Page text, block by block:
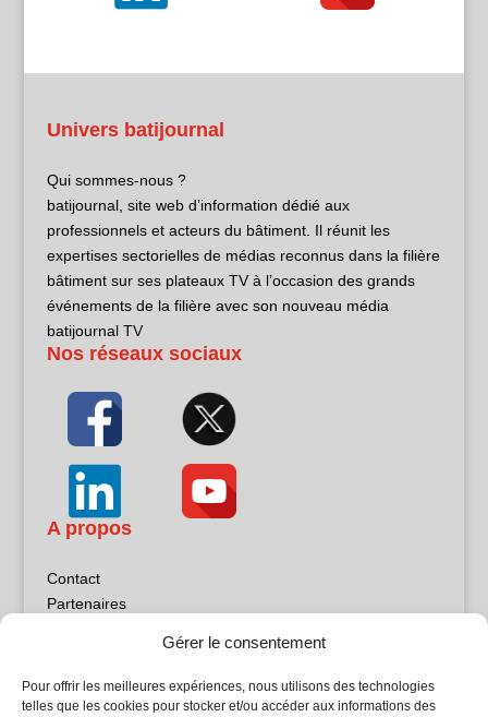
Gérer le consentement
Pour offrir les meilleures expériences, nous utilisons des technologies
telles que les cookies pour stocker et/ou accéder aux informations des
Univers batijournal
Qui sommes-nous ?
batijournal, site web d’information dédié aux
professionnels et acteurs du bâtiment. Il réunit les
expertises sectorielles de médias reconnus dans la filière
bâtiment sur ses plateaux TV à l’occasion des grands
événements de la filière avec son nouveau média
batijournal TV
Nos réseaux sociaux
A propos
Contact
Partenaires
Politique de confidentialité
Sites partenaires